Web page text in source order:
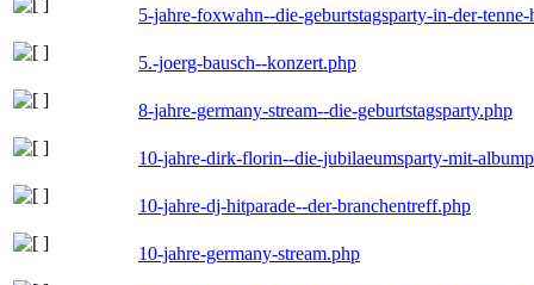
5-jahre-foxwahn--die-geburtstagsparty-in-der-tenne-
5.-joerg-bausch--konzert.php
8-jahre-germany-stream--die-geburtstagsparty.php
10-jahre-dirk-florin--die-jubilaeumsparty-mit-
10-jahre-dj-hitparade--der-branchentreff.php
10-jahre-germany-stream.php